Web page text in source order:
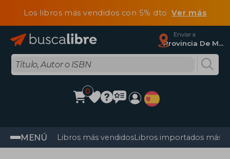
Los libros más vendidos con 5% dtoVer más
Enviar a
Provincia De Madrid
0
MENÚ Libros más vendidosLibros importados más